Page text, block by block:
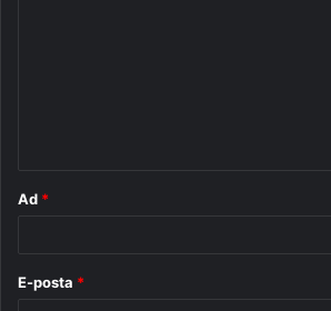
Ad *
E-posta *